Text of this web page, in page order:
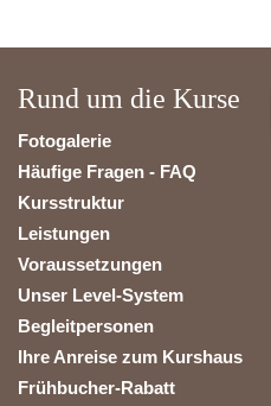
Rund um die Kurse
Fotogalerie
Häufige Fragen - FAQ
Kursstruktur
Leistungen
Voraussetzungen
Unser Level-System
Begleitpersonen
Ihre Anreise zum Kurshaus
Frühbucher-Rabatt